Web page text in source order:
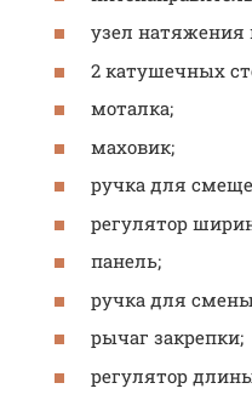
узел натяжения
2 катушечных
моталка;
маховик;
ручка для
регулятор
панель;
ручка для
рычаг закрепки;
регулятор